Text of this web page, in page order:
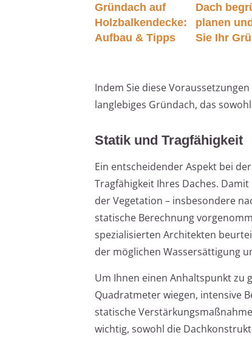
Gründach auf
Holzbalkendecke:
Aufbau & Tipps
Dach
planen
Sie Ihr
Indem Sie diese
langlebiges Gründach, das
Statik und Tragfähigkeit
Ein entscheidender Aspekt bei
Tragfähigkeit Ihres Daches.
der Vegetation – insbesondere
statische Berechnung
spezialisierten Architekten
der möglichen Wassersättigung
Um Ihnen einen Anhaltspunkt zu
Quadratmeter wiegen, intensive
statische
wichtig, sowohl die